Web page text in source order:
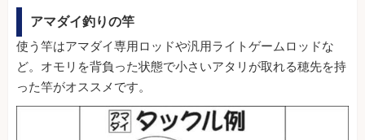
アマダイ釣りの竿
使う竿はアマダイ専用ロッドや汎用ライトゲームロッドな
ど。オモリを背負った状態で小さいアタリが取れる穂先を持
った竿がオススメです。